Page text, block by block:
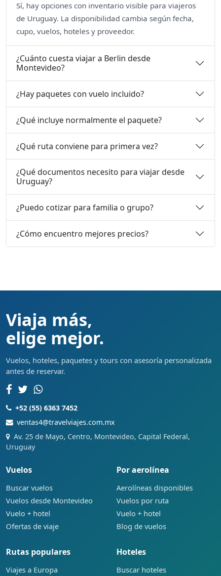
Sí, hay opciones con inventario visible para viajeros
de Uruguay. La disponibilidad cambia según fecha,
cupo, vuelos, hoteles y proveedor.
¿Cuánto cuesta viajar a Berlin desde
Montevideo?
¿Hay paquetes con vuelo incluido?
¿Qué incluye normalmente el paquete?
¿Qué ruta conviene para primera vez?
¿Qué documentos necesito para viajar desde
Uruguay?
¿Puedo cotizar para familia o grupo?
¿Cómo encuentro mejores precios?
Viaja más,
elige mejor.
Vuelos, hoteles, paquetes y tours con asesoría personalizada
antes de reservar.
+52 (55) 6363 7452
ventas4@travelviajes.com.mx
Av. 25 de Mayo, Centro, Montevideo, Capital Federal,
Uruguay
Vuelos
Buscar vuelos
Vuelos desde Montevideo
Vuelo + hotel
Ofertas de viaje
Por aerolínea
Aerolíneas disponibles
Vuelos por ruta
Vuelo + hotel
Blog de vuelos
Rutas populares
Viajes a Europa
Hoteles
Buscar hoteles